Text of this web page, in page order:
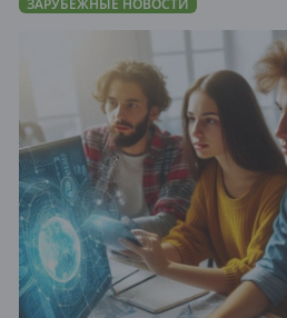
ЗАРУБЕЖНЫЕ НОВОСТИ